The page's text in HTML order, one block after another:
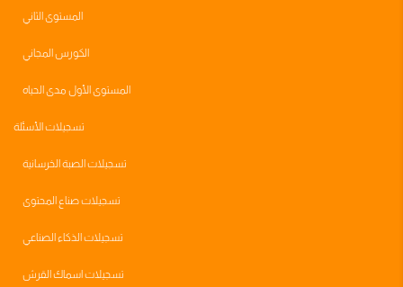
المستوى الثاني
الكورس المجاني
المستوى الأول مدى الحياه
تسجيلات الأسئلة
تسجيلات الصبة الخرسانية
تسجيلات صناع المحتوى
تسجيلات الذكاء الصناعي
تسجيلات اسماك القرش